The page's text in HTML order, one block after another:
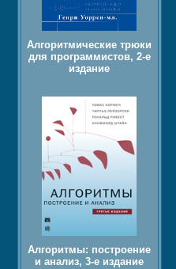
Алгоритмические трюки
для программистов, 2-е
издание
Алгоритмы: построение
и анализ, 3-е издание